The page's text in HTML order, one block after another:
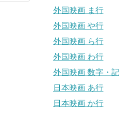
外国映画 ま行
外国映画 や行
外国映画 ら行
外国映画 わ行
外国映画 数字・
日本映画 あ行
日本映画 か行